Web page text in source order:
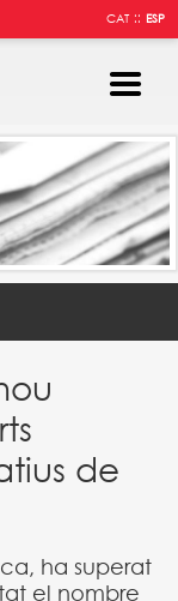
CAT::ESP
de
ha superat
el nombre